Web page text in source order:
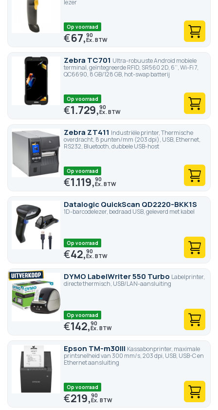
lezer
Op voorraad
€67,90
Zebra TC701 Ultra-robuuste Android mobiele
terminal, geïntegreerde RFID, SR560 2D, 6’’, Wi-Fi 7,
QC6690, 8 GB/128 GB, hot-swap batterij
Op voorraad
€1.729,90
Zebra ZT411 Industriële printer, Thermische
overdracht, 8 punten/mm (203 dpi), USB, Ethernet,
RS232, Bluetooth, dubbele USB-host
Op voorraad
€1.119,90
Datalogic QuickScan QD2220-BKK1S
1D-barcodelezer, bedraad USB, geleverd met kabel
Op voorraad
€42,90
DYMO LabelWriter 550 Turbo Labelprinter,
directe thermisch, USB/LAN-aansluiting
Op voorraad
€142,90
Epson TM-m30III Kassabonprinter, maximale
printsnelheid van 300 mm/s, 203 dpi, USB, USB-C en
Ethernet aansluiting
Op voorraad
€219,90